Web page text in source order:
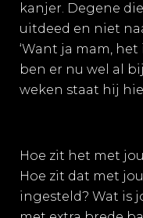
kanjer. Degene
uitdeed en niet
‘Want ja mam,
ben er nu wel al
weken staat hij
Hoe zit het met
Hoe zit dat met
ingesteld? Wat is